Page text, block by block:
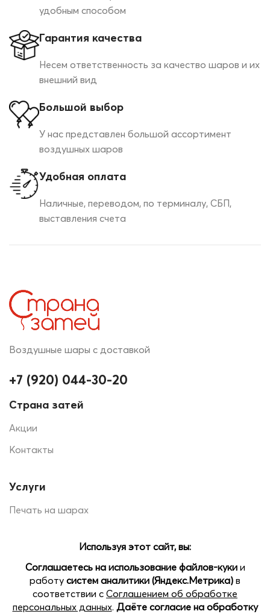
удобным способом
Гарантия качества
Несем ответственность за качество шаров и их
внешний вид
Большой выбор
У нас представлен большой ассортимент
воздушных шаров
Удобная оплата
Наличные, переводом, по терминалу, СБП,
выставления счета
Воздушные шары с доставкой
+7 (920) 044-30-20
Страна затей
Акции
Контакты
Услуги
Печать на шарах
Доставка и оплата
Наши магазины: